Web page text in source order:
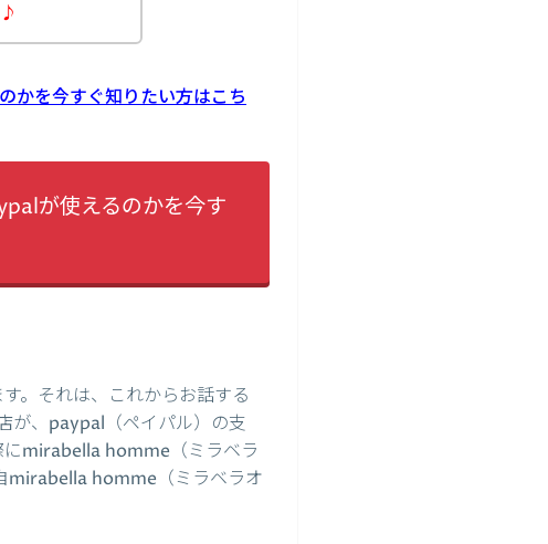
♪
かを今すぐ知りたい方はこち
が使えるのかを今す
。それは、これからお話する
が、paypal（ペイパル）の支
にmirabella homme（ミラベラ
mirabella homme（ミラベラオ